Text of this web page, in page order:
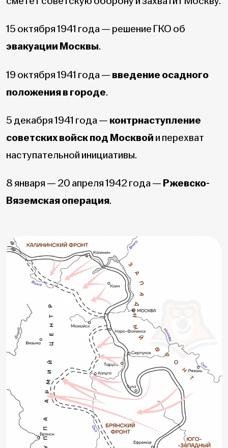
15 октября 1941 года — решение ГКО об
эвакуации Москвы.
19 октября 1941 года — введение осадного
положения в городе.
5 декабря 1941 года — контрнаступление
советских войск под Москвой и перехват
наступательной инициативы.
8 января — 20 апреля 1942 года — Ржевско-
Вяземская операция.